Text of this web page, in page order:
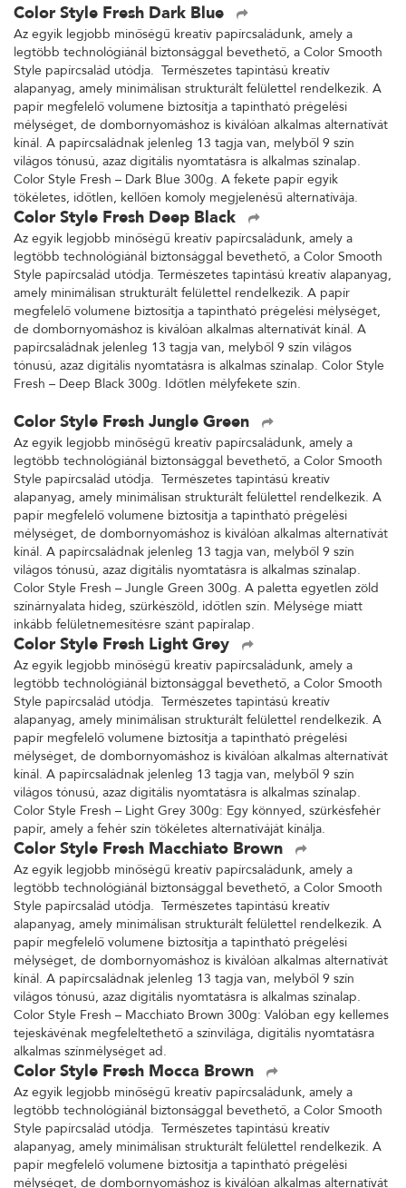
Color Style Fresh Dark Blue
Az egyik legjobb minőségű kreatív papírcsaládunk, amely a
legtöbb technológiánál biztonsággal bevethető, a Color Smooth
Style papírcsalád utódja. Természetes tapintású kreatív
alapanyag, amely minimálisan strukturált felülettel rendelkezik. A
papír megfelelő volumene biztosítja a tapintható prégelési
mélységet, de dombornyomáshoz is kiválóan alkalmas alternatívát
kínál. A papírcsaládnak jelenleg 13 tagja van, melyből 9 szín
világos tónusú, azaz digitális nyomtatásra is alkalmas színalap.
Color Style Fresh – Dark Blue 300g. A fekete papír egyik
tökéletes, időtlen, kellően komoly megjelenésű alternatívája.
Color Style Fresh Deep Black
Az egyik legjobb minőségű kreatív papírcsaládunk, amely a
legtöbb technológiánál biztonsággal bevethető, a Color Smooth
Style papírcsalád utódja. Természetes tapintású kreatív alapanyag,
amely minimálisan strukturált felülettel rendelkezik. A papír
megfelelő volumene biztosítja a tapintható prégelési mélységet,
de dombornyomáshoz is kiválóan alkalmas alternatívát kínál. A
papírcsaládnak jelenleg 13 tagja van, melyből 9 szín világos
tónusú, azaz digitális nyomtatásra is alkalmas színalap. Color Style
Fresh – Deep Black 300g. Időtlen mélyfekete szín.
Color Style Fresh Jungle Green
Az egyik legjobb minőségű kreatív papírcsaládunk, amely a
legtöbb technológiánál biztonsággal bevethető, a Color Smooth
Style papírcsalád utódja. Természetes tapintású kreatív
alapanyag, amely minimálisan strukturált felülettel rendelkezik. A
papír megfelelő volumene biztosítja a tapintható prégelési
mélységet, de dombornyomáshoz is kiválóan alkalmas alternatívát
kínál. A papírcsaládnak jelenleg 13 tagja van, melyből 9 szín
világos tónusú, azaz digitális nyomtatásra is alkalmas színalap.
Color Style Fresh – Jungle Green 300g. A paletta egyetlen zöld
színárnyalata hideg, szürkészöld, időtlen szín. Mélysége miatt
inkább felületnemesítésre szánt papíralap.
Color Style Fresh Light Grey
Az egyik legjobb minőségű kreatív papírcsaládunk, amely a
legtöbb technológiánál biztonsággal bevethető, a Color Smooth
Style papírcsalád utódja. Természetes tapintású kreatív
alapanyag, amely minimálisan strukturált felülettel rendelkezik. A
papír megfelelő volumene biztosítja a tapintható prégelési
mélységet, de dombornyomáshoz is kiválóan alkalmas alternatívát
kínál. A papírcsaládnak jelenleg 13 tagja van, melyből 9 szín
világos tónusú, azaz digitális nyomtatásra is alkalmas színalap.
Color Style Fresh – Light Grey 300g: Egy könnyed, szürkésfehér
papír, amely a fehér szín tökéletes alternatíváját kínálja.
Color Style Fresh Macchiato Brown
Az egyik legjobb minőségű kreatív papírcsaládunk, amely a
legtöbb technológiánál biztonsággal bevethető, a Color Smooth
Style papírcsalád utódja. Természetes tapintású kreatív
alapanyag, amely minimálisan strukturált felülettel rendelkezik. A
papír megfelelő volumene biztosítja a tapintható prégelési
mélységet, de dombornyomáshoz is kiválóan alkalmas alternatívát
kínál. A papírcsaládnak jelenleg 13 tagja van, melyből 9 szín
világos tónusú, azaz digitális nyomtatásra is alkalmas színalap.
Color Style Fresh – Macchiato Brown 300g: Valóban egy kellemes
tejeskávénak megfeleltethető a színvilága, digitális nyomtatásra
alkalmas színmélységet ad.
Color Style Fresh Mocca Brown
Az egyik legjobb minőségű kreatív papírcsaládunk, amely a
legtöbb technológiánál biztonsággal bevethető, a Color Smooth
Style papírcsalád utódja. Természetes tapintású kreatív
alapanyag, amely minimálisan strukturált felülettel rendelkezik. A
papír megfelelő volumene biztosítja a tapintható prégelési
mélységet, de dombornyomáshoz is kiválóan alkalmas alternatívát